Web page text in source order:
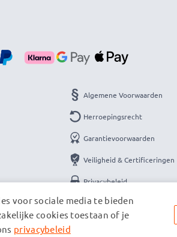
Algemene Voorwaarden
Herroepingsrecht
Garantievoorwaarden
Veiligheid & Certificeringen
Privacybeleid
Colofon
voor sociale media te bieden
cookies toestaan of je
privacybeleid